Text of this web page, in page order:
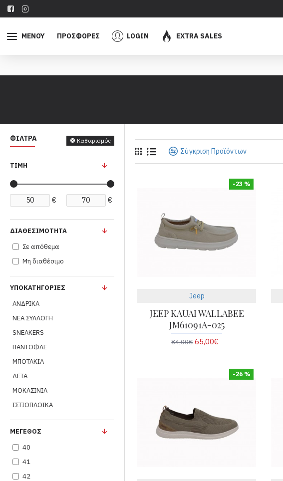
ΜΕΝΟΥ ΠΡΟΣΦΟΡΕΣ LOGIN EXTRA SALES
ΦΊΛΤΡΑ Καθαρισμός
ΤΙΜΉ
€ €
ΥΠΟΚΑΤΗΓΟΡΊΕΣ
ΑΝΔΡΙΚΑ
ΝΕΑ ΣΥΛΛΟΓΗ
SNEAKERS
ΠΑΝΤΟΦΛΕ
ΜΠΟΤΑΚΙΑ
ΔΕΤΑ
ΜΟΚΑΣΙΝΙΑ
ΙΣΤΙΟΠΛΟΙΚΑ
ΜΈΓΕΘΟΣ
40
41
42
ΔΙΑΘΕΣΙΜΌΤΗΤΑ
Σε απόθεμα
Μη διαθέσιμο
Σύγκριση Προϊόντων
-23 %
Jeep
JEEP KAUAI WALLABEE
JM61091A-025
84,00€ 65,00€
-26 %